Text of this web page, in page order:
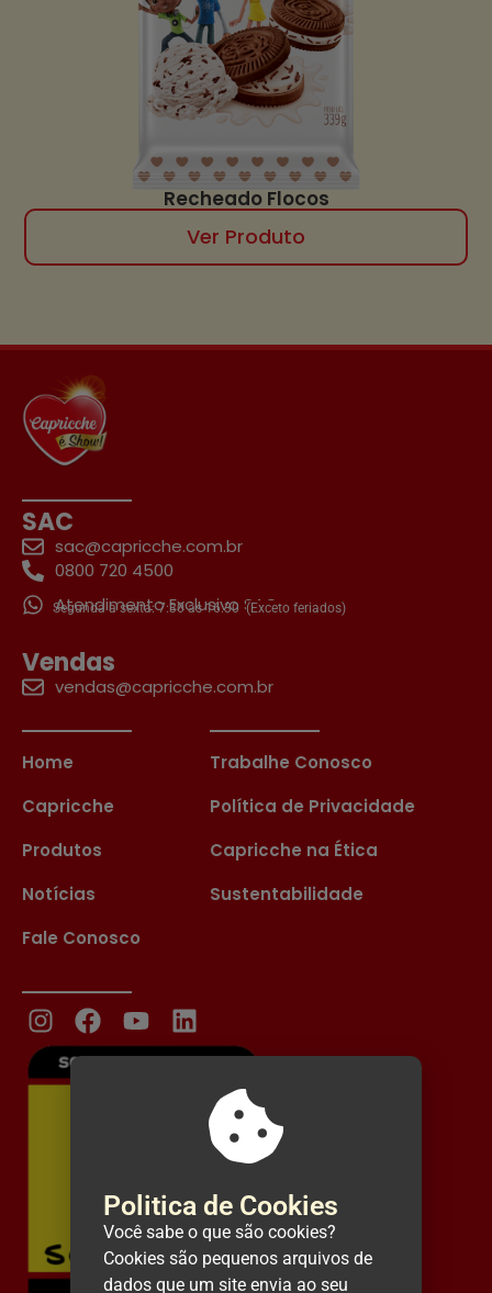
Recheado Flocos
Ver Produto
SAC
sac@capricche.com.br
0800 720 4500
Atendimento Exclusivo SAC
Segunda a sexta: 7:30 às 16:30(Exceto feriados)
Vendas
vendas@capricche.com.br
Home
Capricche
Produtos
Notícias
Fale Conosco
Trabalhe Conosco
Política de Privacidade
Capricche na Ética
Sustentabilidade
Politica de Cookies
Você sabe o que são cookies?
Cookies são pequenos arquivos de
dados que um site envia ao seu